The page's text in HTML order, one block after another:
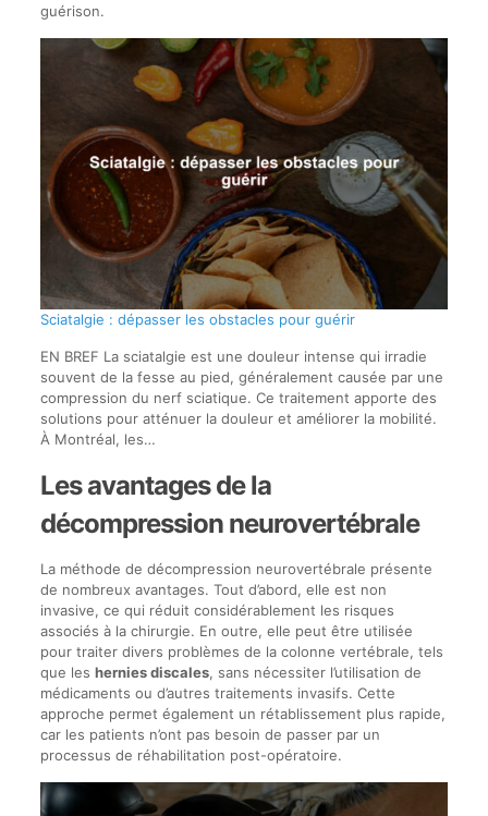
guérison.
Sciatalgie : dépasser les obstacles pour guérir
EN BREF La sciatalgie est une douleur intense qui irradie
souvent de la fesse au pied, généralement causée par une
compression du nerf sciatique. Ce traitement apporte des
solutions pour atténuer la douleur et améliorer la mobilité.
À Montréal, les…
Les avantages de la
décompression neurovertébrale
La méthode de décompression neurovertébrale présente
de nombreux avantages. Tout d’abord, elle est non
invasive, ce qui réduit considérablement les risques
associés à la chirurgie. En outre, elle peut être utilisée
pour traiter divers problèmes de la colonne vertébrale, tels
que les hernies discales, sans nécessiter l’utilisation de
médicaments ou d’autres traitements invasifs. Cette
approche permet également un rétablissement plus rapide,
car les patients n’ont pas besoin de passer par un
processus de réhabilitation post-opératoire.